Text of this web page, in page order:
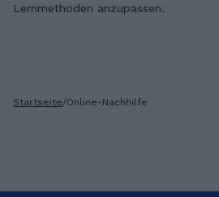
Lernmethoden anzupassen.
Startseite/Online-Nachhilfe